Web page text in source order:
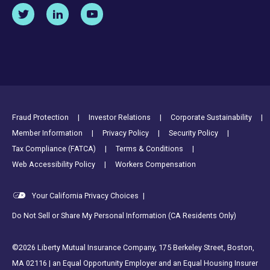
Footer Utility Links
Fraud Protection Investor Relations
Corporate Sustainability
Member Information
Privacy Policy
Security Policy
Tax Compliance (FATCA)
Terms & Conditions
Web Accessibility Policy
Workers Compensation
Your California Privacy Choices |
Do Not Sell or Share My Personal Information (CA Residents Only)
©2026 Liberty Mutual Insurance Company, 175 Berkeley Street, Boston,
MA 02116 | an Equal Opportunity Employer and an Equal Housing Insurer